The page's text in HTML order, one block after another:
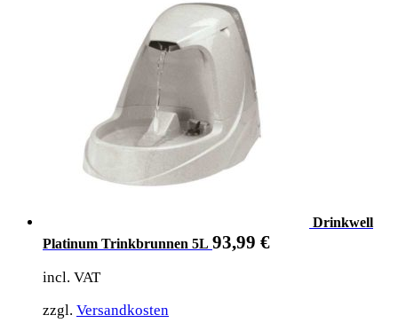
Drinkwell
Platinum Trinkbrunnen 5L 93,99 €
incl. VAT
zzgl. Versandkosten